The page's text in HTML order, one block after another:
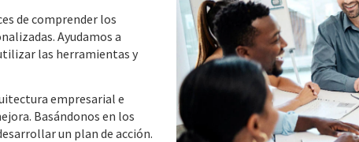
de comprender los
Ayudamos a
las herramientas y
empresarial e
Basándonos en los
un plan de acción.